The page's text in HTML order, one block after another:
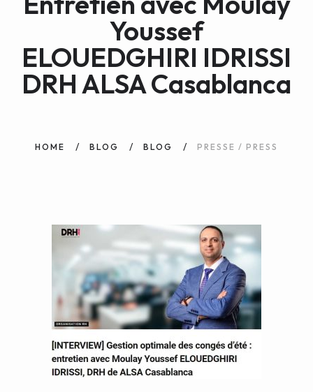
Youssef
ELOUEDGHIRI IDRISSI
DRH ALSA Casablanca
HOME BLOG BLOG PRESSE / PRESS